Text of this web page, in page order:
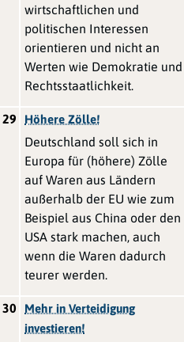
wirtschaftlichen und
politischen Interessen
orientieren und nicht an
Werten wie Demokratie und
Rechtsstaatlichkeit.
29 Höhere Zölle!
Deutschland soll sich in
Europa für (höhere) Zölle
auf Waren aus Ländern
außerhalb der EU wie zum
Beispiel aus China oder den
USA stark machen, auch
wenn die Waren dadurch
teurer werden.
30
Mehr in Verteidigung
investieren!